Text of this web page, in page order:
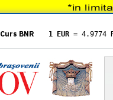
Curs BNR 1 EUR = 4.9774
= 5.8304
1 XAU= 464.4611
1 AED= 1.1933
1 AUD= 2.7957
1 BGN= 2.5449